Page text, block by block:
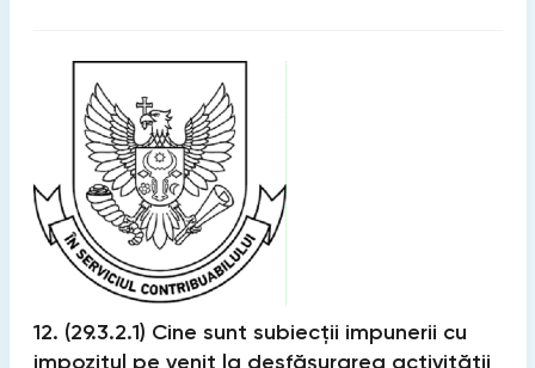
12. (29.3.2.1) Cine sunt subiecţii impunerii cu
impozitul pe venit la desfăşurarea activității